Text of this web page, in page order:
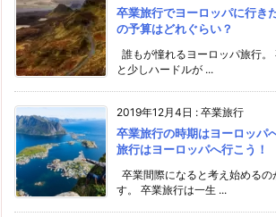
卒業旅行でヨーロッパに行き
の予算はどれぐらい？
誰もが憧れるヨーロッパ旅行
と少しハードルが ...
2019年12月4日 : 卒業旅行
卒業旅行の時期はヨーロッパ
旅行はヨーロッパへ行こう！
卒業間際になると考え始める
す。 卒業旅行は一生 ...